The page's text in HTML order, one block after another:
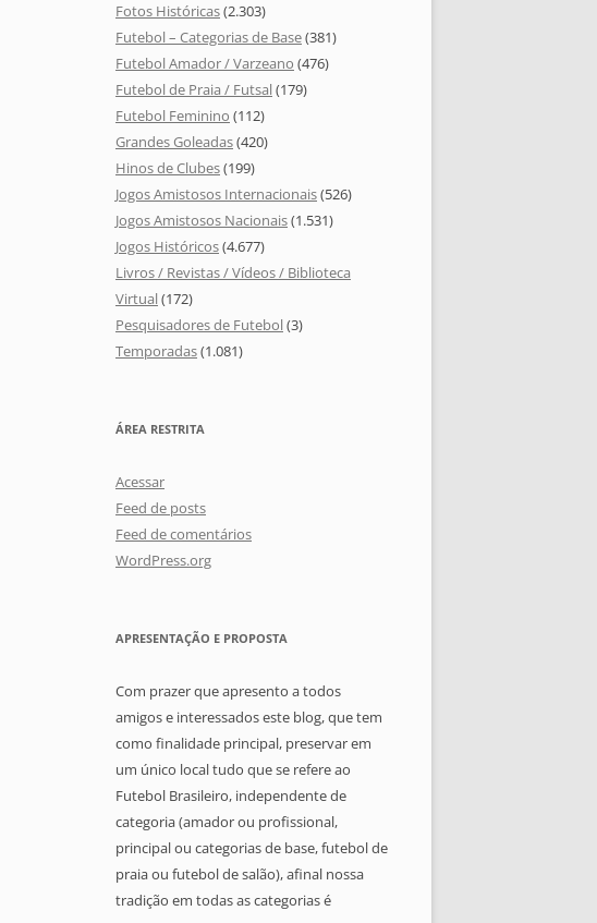
Fotos Históricas(2.303)
Futebol – Categorias de Base(381)
Futebol Amador / Varzeano (476)
Futebol de Praia / Futsal(179)
Futebol Feminino (112)
Grandes Goleadas(420)
Hinos de Clubes(199)
Jogos Amistosos Internacionais(526)
Jogos Amistosos Nacionais(1.531)
Jogos Históricos(4.677)
Livros / Revistas / Vídeos / Biblioteca
Virtual(172)
Pesquisadores de Futebol(3)
Temporadas(1.081)
ÁREA RESTRITA
Acessar
Feed de posts
Feed de comentários
WordPress.org
APRESENTAÇÃO E PROPOSTA
Com prazer que apresento a todos
amigos e interessados este blog, que tem
como finalidade principal, preservar em
um único local tudo que se refere ao
Futebol Brasileiro, independente de
categoria (amador ou profissional,
principal ou categorias de base, futebol de
praia ou futebol de salão), afinal nossa
tradição em todas as categorias é